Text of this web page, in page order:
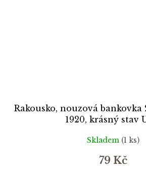
Rakousko, nouzová
1920, krásný stav
Skladem (1 ks)
79 Kč